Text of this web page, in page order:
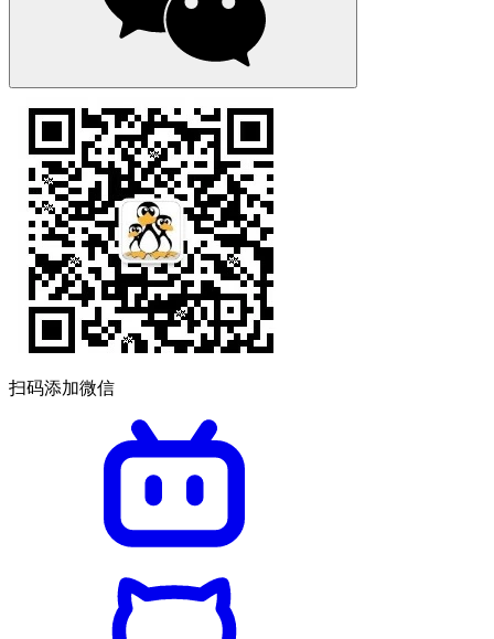
扫码添加微信